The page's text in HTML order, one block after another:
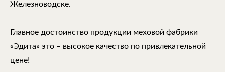
Железноводске.
Главное достоинство продукции меховой фабрики
«Эдита» это – высокое качество по привлекательной
цене!